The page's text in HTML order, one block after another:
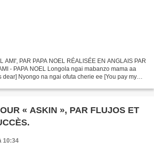
AMI', PAR PAPA NOEL RÉALISÉE EN ANGLAIS PAR
- PAPA NOEL Longola ngai mabanzo mama aa
dear] Nyongo na ngai ofuta cherie ee [You pay my
« ASKIN », PAR FLUJOS ET
10:34